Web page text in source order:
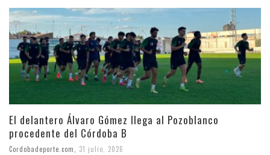
El delantero Álvaro Gómez llega al Pozoblanco
procedente del Córdoba B
Cordobadeporte.com, 31 julio, 2026